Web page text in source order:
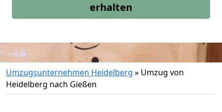
erhalten
Umzugsunternehmen Heidelberg » Umzug von
Heidelberg nach Gießen